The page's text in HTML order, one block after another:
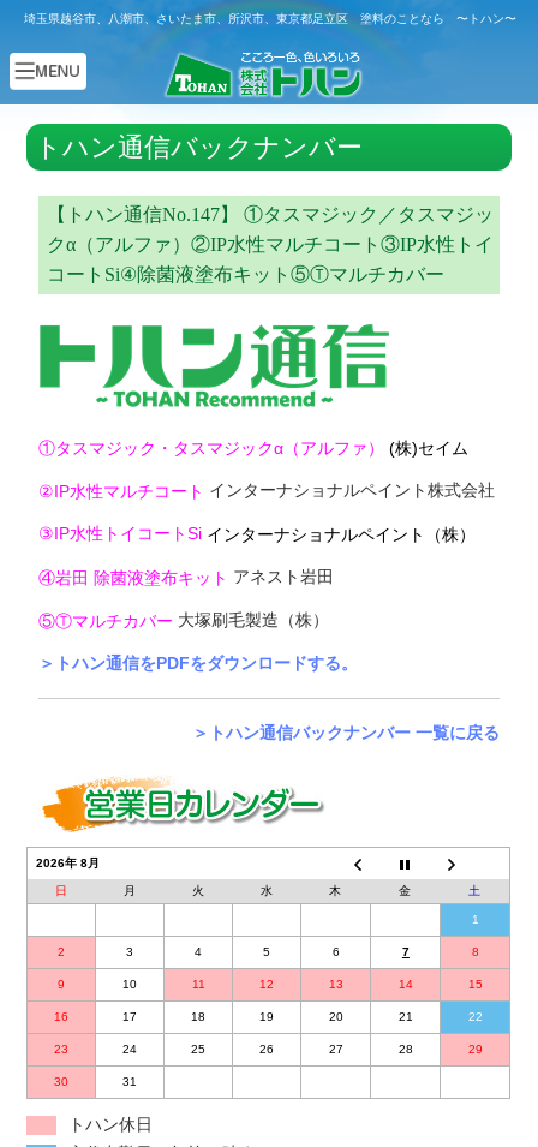
埼玉県越谷市、八潮市、さいたま市、所沢市、東京都足立区 塗料のことなら 〜トハン〜
トハン通信バックナンバー
【トハン通信No.147】 ①タスマジック／タスマジッ
クα（アルファ）②IP水性マルチコート③IP水性トイ
コートSi④除菌液塗布キット⑤Ⓣマルチカバー
①タスマジック・タスマジックα（アルファ）(株)セイム
②IP水性マルチコート インターナショナルペイント株式会社
③IP水性トイコートSi インターナショナルペイント（株）
④岩田 除菌液塗布キット アネスト岩田
⑤Ⓣマルチカバー 大塚刷毛製造（株）
＞トハン通信をPDFをダウンロードする。
＞トハン通信バックナンバー 一覧に戻る
2026年 8月
日 月 火 水 木 金 土
1
2 3 4 5 6 7 8
9 10 11 12 13 14 15
16 17 18 19 20 21 22
23 24 25 26 27 28 29
30 31
トハン休日